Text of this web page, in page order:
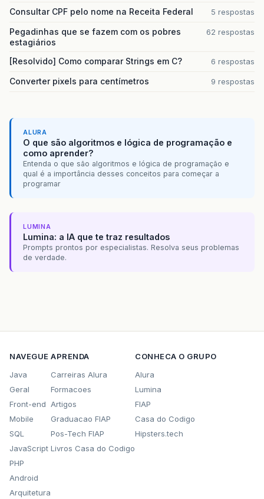
Consultar CPF pelo nome na Receita Federal 5 respostas
Pegadinhas que se fazem com os pobres
estagiários
62 respostas
[Resolvido] Como comparar Strings em C? 6 respostas
Converter pixels para centímetros 9 respostas
ALURA
O que são algoritmos e lógica de programação e
como aprender?
Entenda o que são algoritmos e lógica de programação e
qual é a importância desses conceitos para começar a
programar
LUMINA
Lumina: a IA que te traz resultados
Prompts prontos por especialistas. Resolva seus problemas
de verdade.
NAVEGUE
Java
Geral
Front-end
Mobile
SQL
JavaScript
PHP
Android
Arquitetura
APRENDA
Carreiras Alura
Formacoes
Artigos
Graduacao FIAP
Pos-Tech FIAP
Livros Casa do Codigo
CONHECA O GRUPO
Alura
Lumina
FIAP
Casa do Codigo
Hipsters.tech